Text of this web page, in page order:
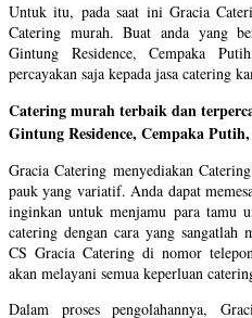
Untuk itu, pada saat ini Gracia
Catering murah. Buat anda yang
Gintung Residence, Cempaka
percayakan saja kepada jasa catering
Catering murah terbaik dan
Gintung Residence, Cempaka
Gracia Catering menyediakan
pauk yang variatif. Anda dapat
inginkan untuk menjamu para tamu
catering dengan cara yang sangatlah
CS Gracia Catering di nomor
akan melayani semua keperluan
Dalam proses pengolahannya,